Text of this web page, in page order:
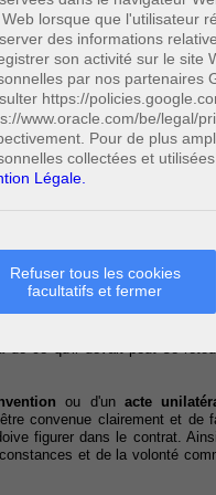
lorsque que l'utilisateur
des informations
son activité sur le site
par nos partenaires
https://
www.oracle.com/be/legal/
Pour de plus
collectées et
Légale.
Refuser tous les cookies
facultatifs et fermer
et l’abus de droit
. Cela signifie que
celle-ci se divise de plein
ne peut exiger que sa part et
conjoint. L'une de ces
au principe des
créanciers peut exiger
le montant de la dette
débiteurs peut être tenu
ce qu'il devait peut se
ou d'un acte
convenue clairement et de
figurer dans le contrat.
et de la volonté